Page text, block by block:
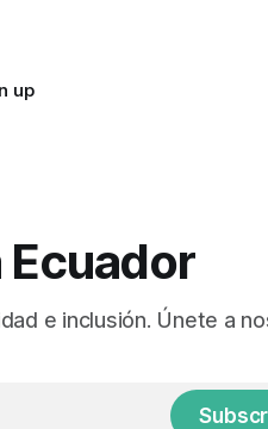
up
e inclusión. Únete a